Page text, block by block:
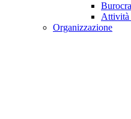
Attività
Organizzazione